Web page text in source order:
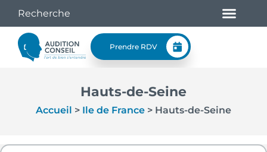
Prendre RDV
Hauts-de-Seine
Accueil > Ile de France > Hauts-de-Seine